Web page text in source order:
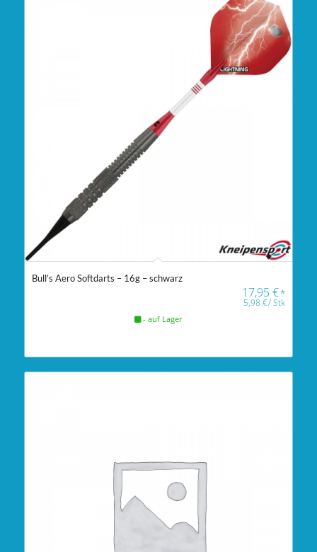
Bull’s Aero Softdarts – 16g – schwarz
17,95€*
5,98€/Stk
- auf Lager